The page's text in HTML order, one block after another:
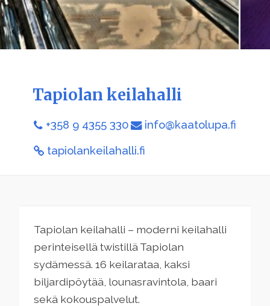
Tapiolan keilahalli
+358 9 4355 330 info@kaatolupa.fi
tapiolankeilahalli.fi
Tapiolan keilahalli – moderni keilahalli
perinteisellä twistillä Tapiolan
sydämessä. 16 keilarataa, kaksi
biljardipöytää, lounasravintola, baari
sekä kokouspalvelut.